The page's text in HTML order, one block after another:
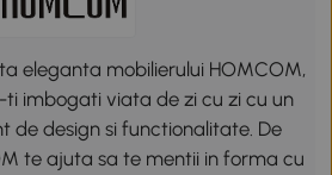
eleganta mobilierului HOMCOM,
imbogati viata de zi cu zi cu un
de design si functionalitate. De
te ajuta sa te mentii in forma cu